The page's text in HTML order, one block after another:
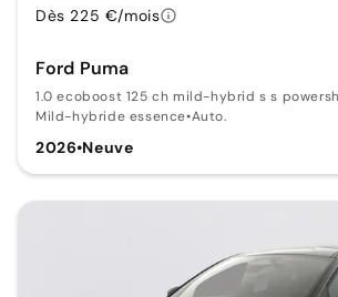
Ford Puma
1.0 ecoboost 125 ch mild-hybrid s s
Mild-hybride essence•Auto.
2026•Neuve
Dès 225 €/mois